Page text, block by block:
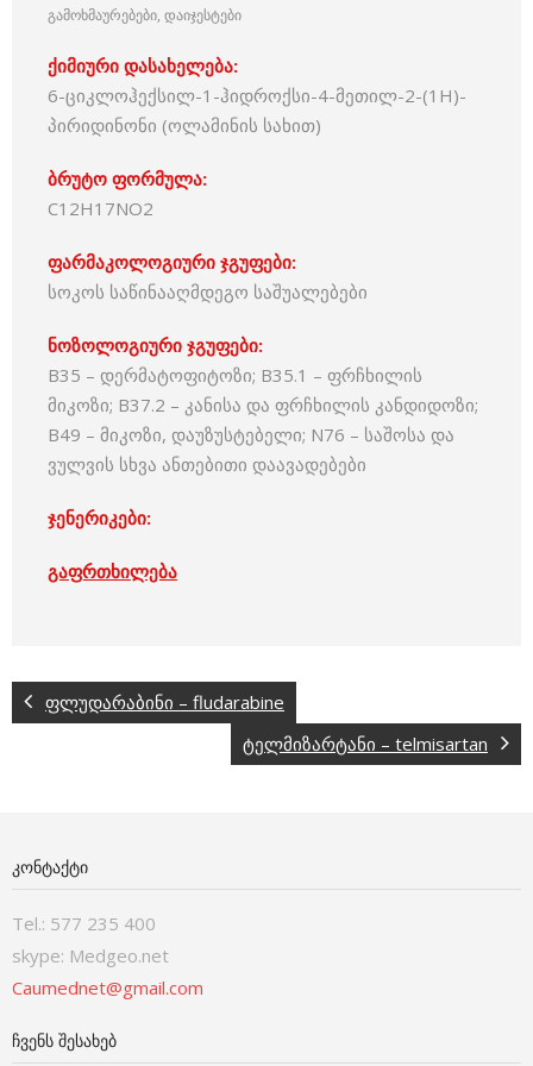
გამოხმაურებები, დაიჯესტები
ქიმიური დასახელება:
6-ციკლოჰექსილ-1-ჰიდროქსი-4-მეთილ-2-(1H)-
პირიდინონი (ოლამინის სახით)
ბრუტო ფორმულა:
C12H17NO2
ფარმაკოლოგიური ჯგუფები:
სოკოს საწინააღმდეგო საშუალებები
ნოზოლოგიური ჯგუფები:
B35 – დერმატოფიტოზი; B35.1 – ფრჩხილის
მიკოზი; B37.2 – კანისა და ფრჩხილის კანდიდოზი;
B49 – მიკოზი, დაუზუსტებელი; N76 – საშოსა და
ვულვის სხვა ანთებითი დაავადებები
ჯენერიკები:
გაფრთხილება
ფლუდარაბინი – fludarabine
ტელმიზარტანი – telmisartan
ᲙᲝᲜᲢᲐᲥᲢᲘ
Tel.: 577 235 400
skype: Medgeo.net
Caumednet@gmail.com
ᲩᲕᲔᲜᲡ ᲨᲔᲡᲐᲮᲔᲑ